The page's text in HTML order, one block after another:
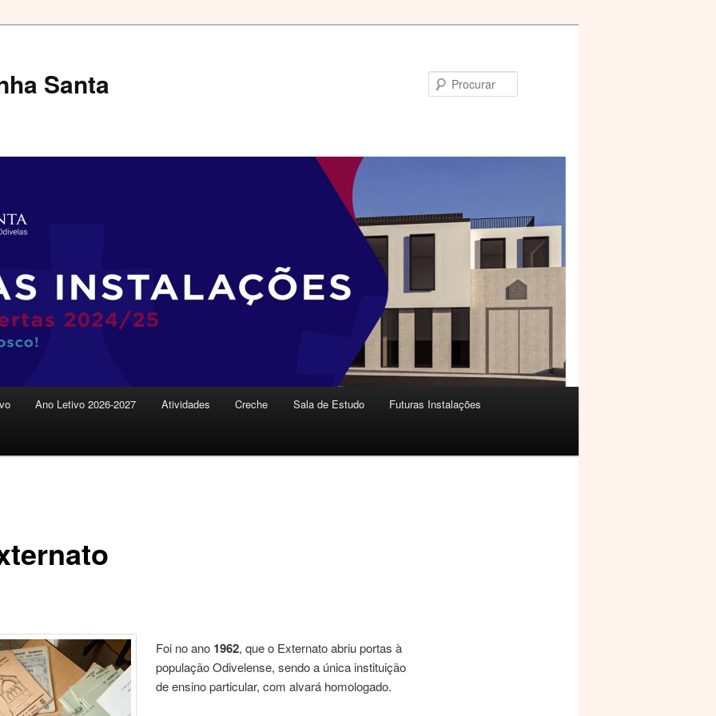
Santa
Ano Letivo 2026-2027 Atividades Creche Sala de Estudo Futuras Instalações
Foi no ano 1962, que o Externato abriu portas à
população Odivelense, sendo a única instituição
de ensino particular, com alvará homologado.